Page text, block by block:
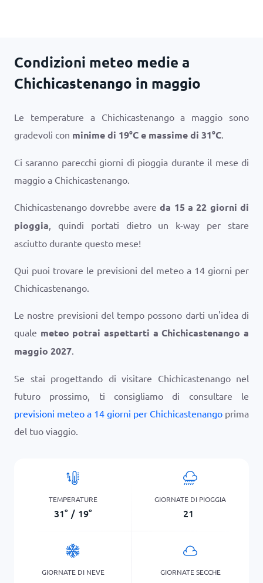
Condizioni meteo medie a
Chichicastenango in maggio
Le temperature a Chichicastenango a maggio sono
gradevoli con minime di 19°Ce massime di 31°C.
Ci saranno parecchi giorni di pioggia durante il mese di
maggio a Chichicastenango.
Chichicastenango dovrebbe avereda 15 a 22 giorni di
pioggia, quindi portati dietro un k-way per stare
asciutto durante questo mese!
Qui puoi trovare le previsioni del meteo a 14 giorni per
Chichicastenango.
Le nostre previsioni del tempo possono darti un'idea di
quale meteo potrai aspettarti a Chichicastenango a
maggio 2027.
Se stai progettando di visitare Chichicastenango nel
futuro prossimo, ti consigliamo di consultare le
previsioni meteo a 14 giorni per Chichicastenango prima
del tuo viaggio.
TEMPERATURE
31° / 19°
GIORNATE DI PIOGGIA
21
GIORNATE DI NEVE GIORNATE SECCHE